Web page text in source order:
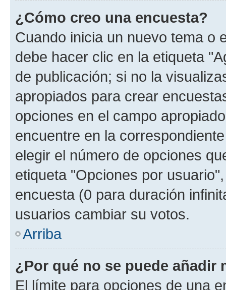
¿Cómo creo una encuesta?
Cuando inicia un nuevo tema o
debe hacer clic en la etiqueta
de publicación; si no la
apropiados para crear
opciones en el campo
encuentre en la
elegir el número de opciones
etiqueta "Opciones por
encuesta (0 para duración
usuarios cambiar su votos.
Arriba
¿Por qué no se puede añadir
El límite para opciones de una